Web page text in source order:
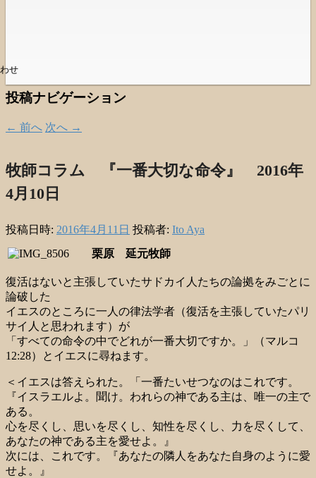
せ
投稿ナビゲーション
← 前へ 次へ →
牧師コラム 『一番大切な命令』 2016年
4月10日
投稿日時: 2016年4月11日 投稿者: Ito Aya
栗原 延元牧師
復活はないと主張していたサドカイ人たちの論拠をみごとに
論破した
イエスのところに一人の律法学者（復活を主張していたパリ
サイ人と思われます）が
「すべての命令の中でどれが一番大切ですか。」（マルコ
12:28）とイエスに尋ねます。
＜イエスは答えられた。「一番たいせつなのはこれです。
『イスラエルよ。聞け。われらの神である主は、唯一の主で
ある。
心を尽くし、思いを尽くし、知性を尽くし、力を尽くして、
あなたの神である主を愛せよ。』
次には、これです。『あなたの隣人をあなた自身のように愛
せよ。』